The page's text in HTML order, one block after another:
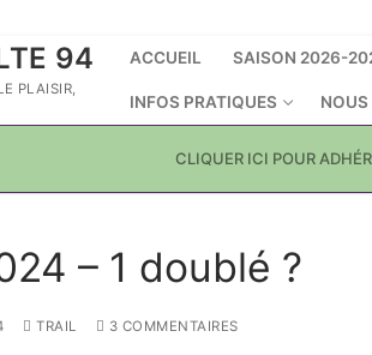
94
PLAISIR,
ACCUEIL SAISON 2026-
INFOS PRATIQUES NOUS
CLIQUER ICI POUR
– 1 doublé ?
TRAIL 3 COMMENTAIRES